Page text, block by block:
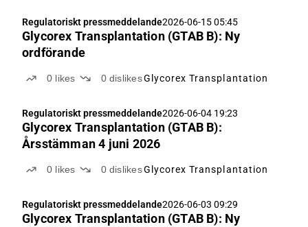
Regulatoriskt pressmeddelande2026-06-15 05:45
Glycorex Transplantation (GTAB B): Ny
ordförande
0 likes 0 dislikesGlycorex Transplantation
Regulatoriskt pressmeddelande2026-06-04 19:23
Glycorex Transplantation (GTAB B):
Årsstämman 4 juni 2026
0 likes 0 dislikesGlycorex Transplantation
Regulatoriskt pressmeddelande2026-06-03 09:29
Glycorex Transplantation (GTAB B): Ny